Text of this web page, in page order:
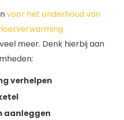
voor het onderhoud van
meer. Denk hierbij aan
verhelpen
aanleggen